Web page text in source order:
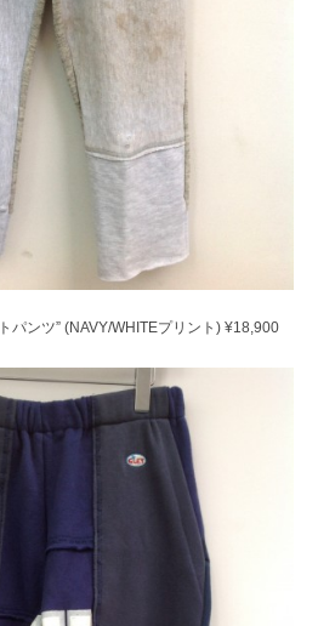
パンツ” (NAVY/WHITEプリント) ¥18,900